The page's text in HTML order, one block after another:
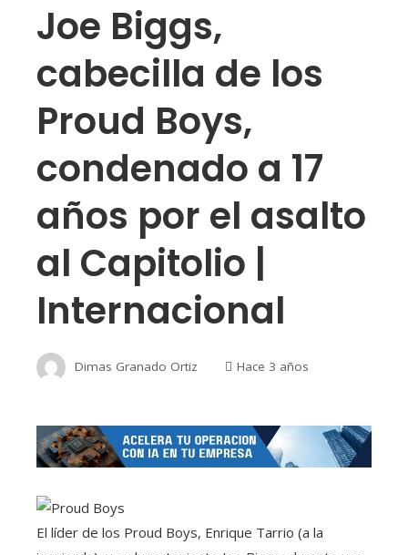
Joe Biggs,
cabecilla de los
Proud Boys,
condenado a 17
años por el asalto
al Capitolio |
Internacional
Dimas Granado Ortiz Hace 3 años
El líder de los Proud Boys, Enrique Tarrio (a la